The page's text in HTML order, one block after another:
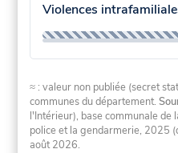
Violences
≈ : valeur non publiée (secret
communes du département.
l'Intérieur), base communale de
police et la gendarmerie, 2025
août 2026.